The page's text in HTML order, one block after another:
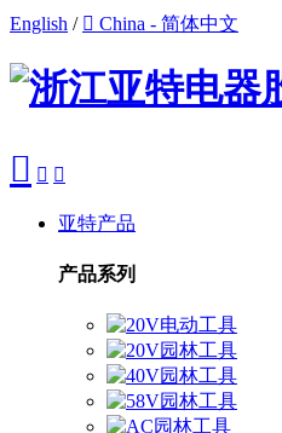
English /  China - 简体中文
  
亚特产品
产品系列